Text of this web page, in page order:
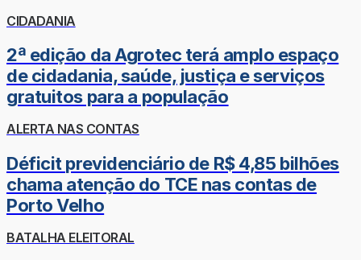
CIDADANIA
2ª edição da Agrotec terá amplo espaço
de cidadania, saúde, justiça e serviços
gratuitos para a população
ALERTA NAS CONTAS
Déficit previdenciário de R$ 4,85 bilhões
chama atenção do TCE nas contas de
Porto Velho
BATALHA ELEITORAL